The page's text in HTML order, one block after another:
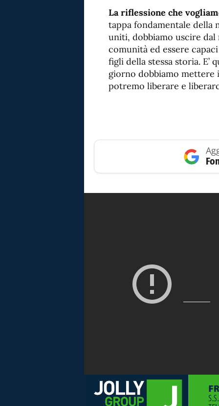
La riflessione che
tappa fondamentale della
uniti, dobbiamo uscire
comunità ed essere
figli della stessa storia. E’
giorno dobbiamo mettere
potremo liberare e